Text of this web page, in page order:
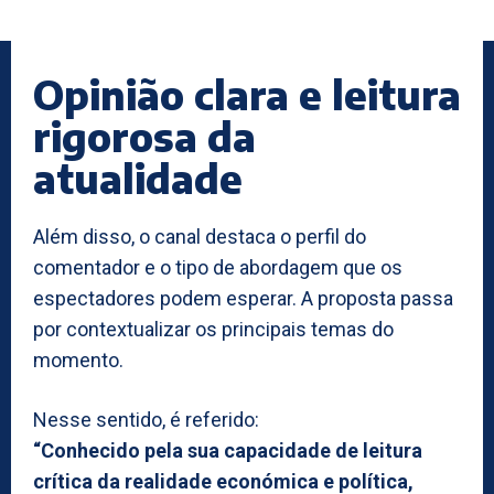
Opinião clara e leitura
rigorosa da
atualidade
Além disso, o canal destaca o perfil do
comentador e o tipo de abordagem que os
espectadores podem esperar. A proposta passa
por contextualizar os principais temas do
momento.
Nesse sentido, é referido:
“Conhecido pela sua capacidade de leitura
crítica da realidade económica e política,